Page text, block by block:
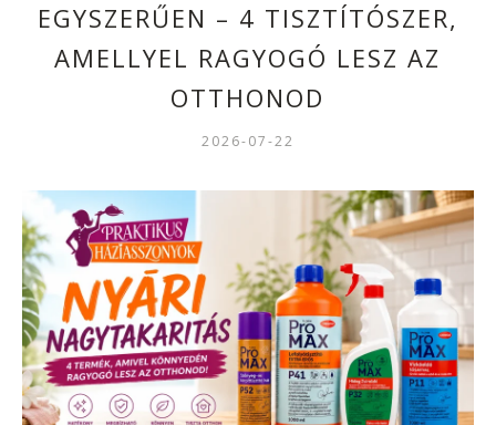
EGYSZERŰEN – 4 TISZTÍTÓSZER,
AMELLYEL RAGYOGÓ LESZ AZ
OTTHONOD
2026-07-22